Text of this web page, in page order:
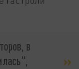
в